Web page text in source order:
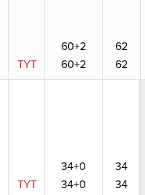
TYT
60+2
60+2
62
62
TYT
34+0
34+0
34
34